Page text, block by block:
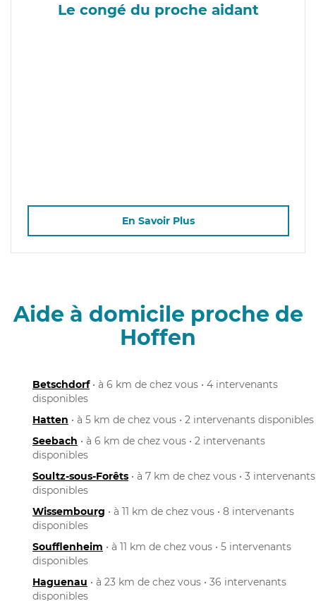
Le congé du proche aidant
En Savoir Plus
Aide à domicile proche de
Hoffen
Betschdorf• à 6 km de chez vous • 4 intervenants
disponibles
Hatten • à 5 km de chez vous • 2 intervenants disponibles
Seebach • à 6 km de chez vous • 2 intervenants
disponibles
Soultz-sous-Forêts • à 7 km de chez vous • 3 intervenants
disponibles
Wissembourg • à 11 km de chez vous • 8 intervenants
disponibles
Soufflenheim • à 11 km de chez vous • 5 intervenants
disponibles
Haguenau • à 23 km de chez vous • 36 intervenants
disponibles